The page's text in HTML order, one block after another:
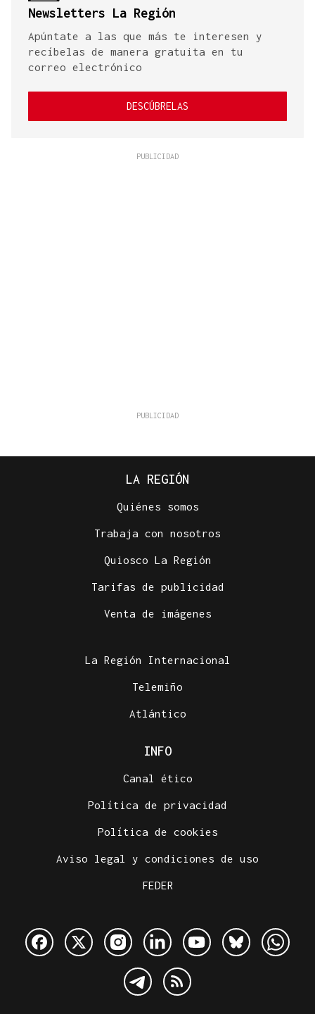
Newsletters La Región
Apúntate a las que más te interesen y
recíbelas de manera gratuita en tu
correo electrónico
DESCÚBRELAS
LA REGIÓN
Quiénes somos
Trabaja con nosotros
Quiosco La Región
Tarifas de publicidad
Venta de imágenes
La Región Internacional
Telemiño
Atlántico
INFO
Canal ético
Política de privacidad
Política de cookies
Aviso legal y condiciones de uso
FEDER